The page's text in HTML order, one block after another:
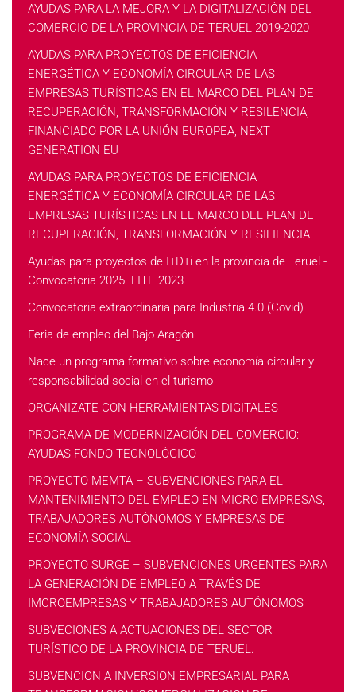
AYUDAS PARA LA MEJORA Y LA DIGITALIZACIÓN DEL
COMERCIO DE LA PROVINCIA DE TERUEL 2019-2020
AYUDAS PARA PROYECTOS DE EFICIENCIA
ENERGÉTICA Y ECONOMÍA CIRCULAR DE LAS
EMPRESAS TURÍSTICAS EN EL MARCO DEL PLAN DE
RECUPERACIÓN, TRANSFORMACIÓN Y RESILENCIA,
FINANCIADO POR LA UNIÓN EUROPEA, NEXT
GENERATION EU
AYUDAS PARA PROYECTOS DE EFICIENCIA
ENERGÉTICA Y ECONOMÍA CIRCULAR DE LAS
EMPRESAS TURÍSTICAS EN EL MARCO DEL PLAN DE
RECUPERACIÓN, TRANSFORMACIÓN Y RESILIENCIA.
Ayudas para proyectos de I+D+i en la provincia de Teruel -
Convocatoria 2025. FITE 2023
Convocatoria extraordinaria para Industria 4.0 (Covid)
Feria de empleo del Bajo Aragón
Nace un programa formativo sobre economía circular y
responsabilidad social en el turismo
ORGANIZATE CON HERRAMIENTAS DIGITALES
PROGRAMA DE MODERNIZACIÓN DEL COMERCIO:
AYUDAS FONDO TECNOLÓGICO
PROYECTO MEMTA – SUBVENCIONES PARA EL
MANTENIMIENTO DEL EMPLEO EN MICRO EMPRESAS,
TRABAJADORES AUTÓNOMOS Y EMPRESAS DE
ECONOMÍA SOCIAL
PROYECTO SURGE – SUBVENCIONES URGENTES PARA
LA GENERACIÓN DE EMPLEO A TRAVÉS DE
IMCROEMPRESAS Y TRABAJADORES AUTÓNOMOS
SUBVECIONES A ACTUACIONES DEL SECTOR
TURÍSTICO DE LA PROVINCIA DE TERUEL.
SUBVENCION A INVERSION EMPRESARIAL PARA